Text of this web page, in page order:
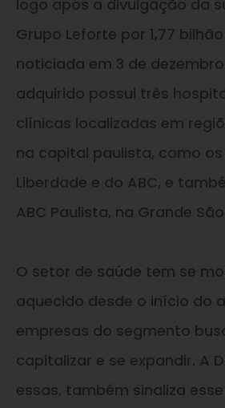
logo após a divulgação da
Grupo Leforte por 1,77
noticiada em 3 de
adquirido possui três
clínicas localizadas em
na capital paulista, como
Liberdade e do ABC, e
ABC Paulista, na Grande
O setor de saúde tem se
aquecido desde o início do
empresas do segmento
capitalizar e se expandir. A
essas, também sinaliza